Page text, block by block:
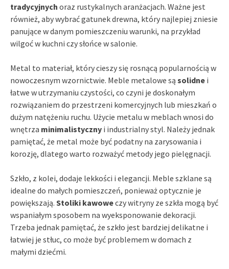
tradycyjnych oraz rustykalnych aranżacjach. Ważne jest
również, aby wybrać gatunek drewna, który najlepiej zniesie
panujące w danym pomieszczeniu warunki, na przykład
wilgoć w kuchni czy słońce w salonie.
Metal to materiał, który cieszy się rosnącą popularnością w
nowoczesnym wzornictwie. Meble metalowe są solidne i
łatwe w utrzymaniu czystości, co czyni je doskonałym
rozwiązaniem do przestrzeni komercyjnych lub mieszkań o
dużym natężeniu ruchu. Użycie metalu w meblach wnosi do
wnętrza minimalistyczny i industrialny styl. Należy jednak
pamiętać, że metal może być podatny na zarysowania i
korozję, dlatego warto rozważyć metody jego pielęgnacji.
Szkło, z kolei, dodaje lekkości i elegancji. Meble szklane są
idealne do małych pomieszczeń, ponieważ optycznie je
powiększają. Stoliki kawoweczy witryny ze szkła mogą być
wspaniałym sposobem na wyeksponowanie dekoracji.
Trzeba jednak pamiętać, że szkło jest bardziej delikatne i
łatwiej je stłuc, co może być problemem w domach z
małymi dziećmi.